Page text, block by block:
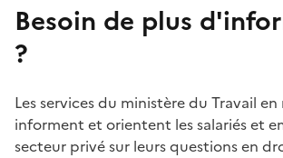
Besoin de plus
?
Les services du ministère du Travail en
informent et orientent les salariés et
secteur privé sur leurs questions en